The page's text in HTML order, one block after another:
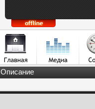
Описание